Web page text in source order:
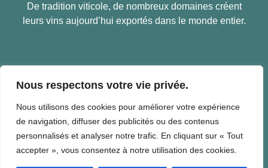
Nous respectons votre vie privée.
Nous utilisons des cookies pour améliorer votre expérience
de navigation, diffuser des publicités ou des contenus
personnalisés et analyser notre trafic. En cliquant sur « Tout
accepter », vous consentez à notre utilisation des cookies.
De tradition viticole, de nombreux domaines créent
leurs vins aujourd’hui exportés dans le monde entier.
Mairie de Fourques
Place de la Mairie – 66300 Fourques
Horaires :